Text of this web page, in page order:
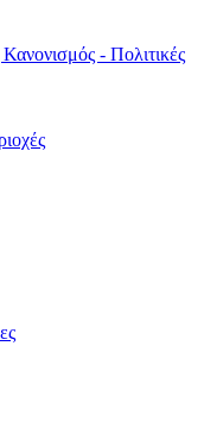
- Πολιτικές